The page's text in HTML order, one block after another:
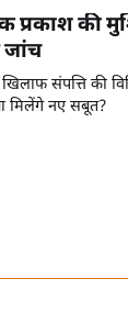
की
जांच
संपत्ति की
मिलेंगे नए सबूत?